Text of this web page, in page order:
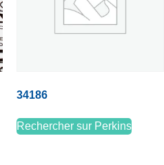
34186
Rechercher sur Perkins